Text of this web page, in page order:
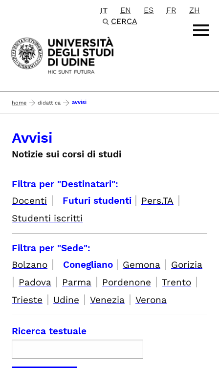
Passa al contenuto principale
IT EN ES FR
ZH
CERCA
home didattica avvisi
Avvisi
Notizie sui corsi di studi
Filtra per "Destinatari":
Docenti | Futuri studenti | Pers.TA |
Studenti iscritti
Filtra per "Sede":
Bolzano | Conegliano | Gemona | Gorizia
| Padova | Parma | Pordenone | Trento |
Trieste | Udine | Venezia | Verona
Ricerca testuale